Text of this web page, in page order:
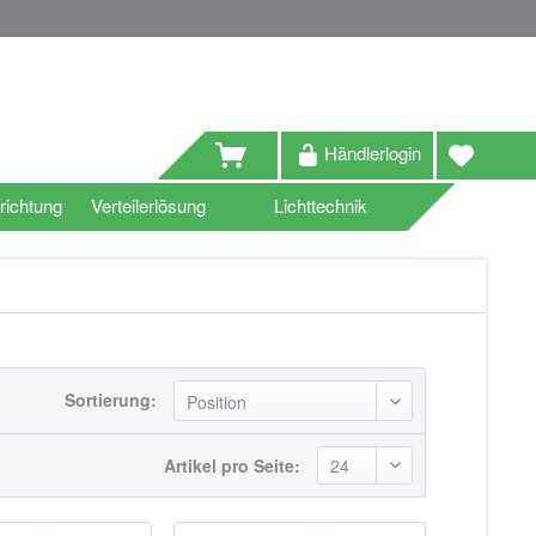
Händlerlogin
Verteilerlösung Lichttechnik
Sortierung:
Artikel pro Seite: